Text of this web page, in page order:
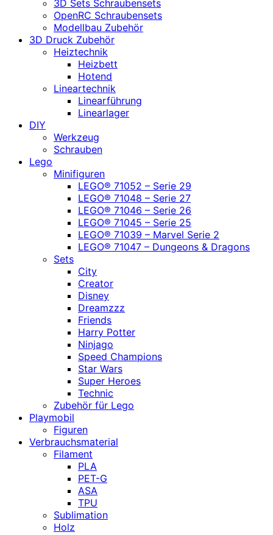
3D Sets Schraubensets
OpenRC Schraubensets
Modellbau Zubehör
3D Druck Zubehör
Heiztechnik
Heizbett
Hotend
Lineartechnik
Linearführung
Linearlager
DIY
Werkzeug
Schrauben
Lego
Minifiguren
LEGO® 71052 – Serie 29
LEGO® 71048 – Serie 27
LEGO® 71046 – Serie 26
LEGO® 71045 – Serie 25
LEGO® 71039 – Marvel Serie 2
LEGO® 71047 – Dungeons & Dragons
Sets
City
Creator
Disney
Dreamzzz
Friends
Harry Potter
Ninjago
Speed Champions
Star Wars
Super Heroes
Technic
Zubehör für Lego
Playmobil
Figuren
Verbrauchsmaterial
Filament
PLA
PET-G
ASA
TPU
Sublimation
Holz